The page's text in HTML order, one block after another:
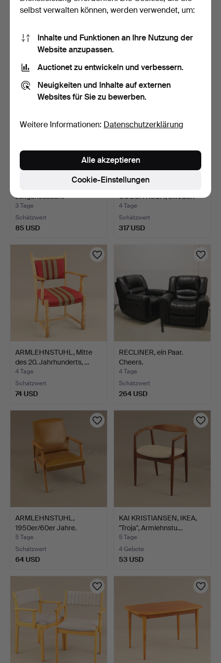
3 Tage
32 USD
3 Tage
95 USD
zeitgenössisch.
3 Tage
Schätzwert
85 USD
CARL CEDERHOLM.
COUCHTISCH, Swedish
Modern…
4 Tage
Schätzwert
317 USD
ARMLEHNSTUHL, Mitte
des 20. Jahrhunderts, …
4 Tage
Schätzwert
74 USD
RECLINER, ein Paar.
Cheers.
4 Tage
Schätzwert
264 USD
ARMLEHNSTUHL,
1950er/60er Jahre.
5 Tage
Schätzwert
64 USD
KAI KRISTIANSEN, IKEA,
"Troja", Armlehnstu…
5 Tage
4 Gebote
53 USD
selbst verwalten können, werden verwendet, um:
Inhalte und Funktionen an Ihre Nutzung der
Website anzupassen.
Auctionet zu entwickeln und verbessern.
Neuigkeiten und Inhalte auf externen
Websites für Sie zu bewerben.
Weitere Informationen: Datenschutzerklärung
Cookie-Einstellungen
Alle akzeptieren